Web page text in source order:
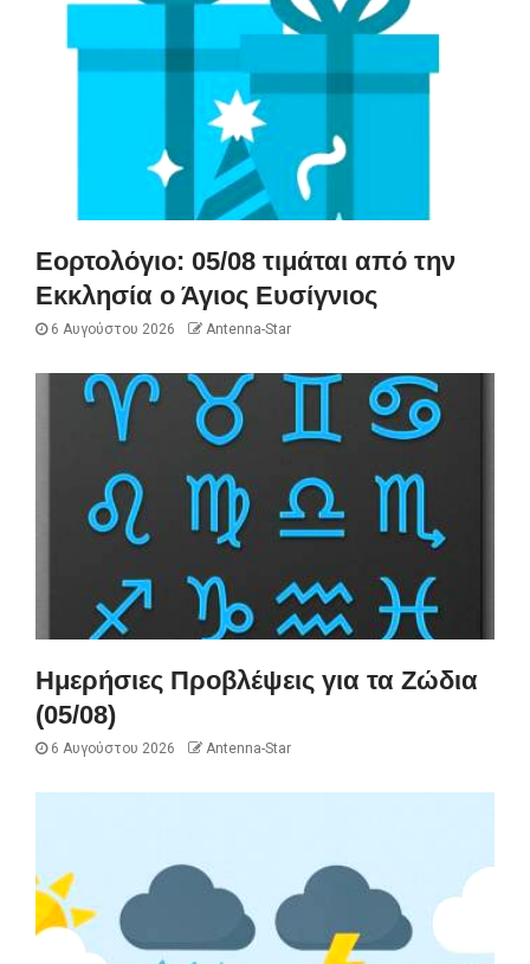
Εορτολόγιο: 05/08 τιμάται από την
Εκκλησία ο Άγιος Ευσίγνιος
6 Αυγούστου 2026 Antenna-Star
Ημερήσιες Προβλέψεις για τα Ζώδια
(05/08)
6 Αυγούστου 2026 Antenna-Star